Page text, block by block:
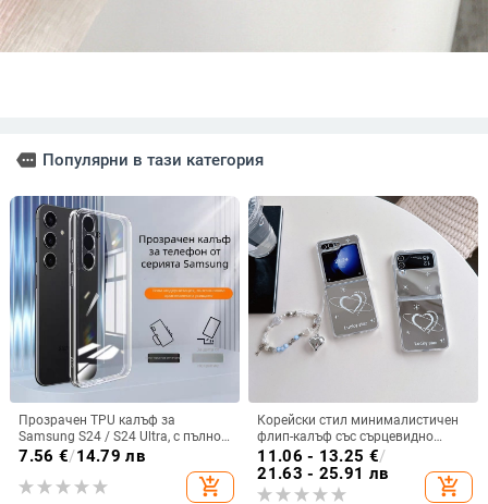
more Популярни в тази категория
Прозрачен TPU калъф за
Samsung S24 / S24 Ultra, с пълно
покритие и защита на камерата
7.56 €/14.79 лв
add_shopping_cart
Корейски стил минималистичен
флип-калъф със сърцевидно
огледало за Samsung Galaxy Z
Flip 3/4/5
11.06 - 13.25 €/
21.63 - 25.91 лв
add_shopping_cart